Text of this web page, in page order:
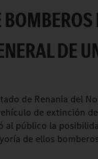
DE
de Renania del
de extinción
al público la
de ellos